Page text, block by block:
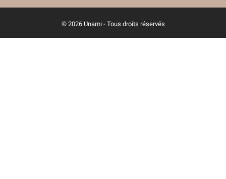
© 2026 Unami - Tous droits réservés